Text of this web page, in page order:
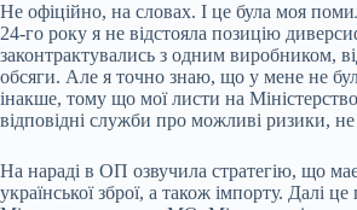
Не офіційно, на словах. І це була моя
24-го року я не відстояла позицію
законтрактувались з одним виробником,
обсяги. Але я точно знаю, що у мене не
інакше, тому що мої листи на
відповідні служби про можливі ризики,
На нараді в ОП озвучила стратегію, що
української зброї, а також імпорту. Далі